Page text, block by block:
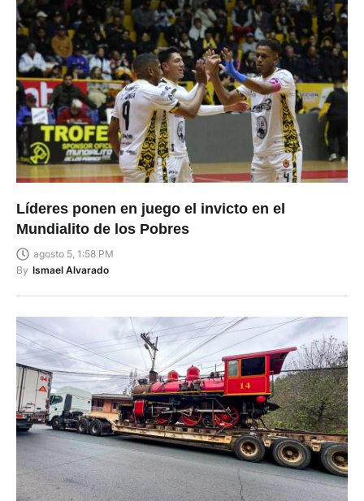
Líderes ponen en juego el invicto en el
Mundialito de los Pobres
agosto 5, 1:58 PM
By Ismael Alvarado